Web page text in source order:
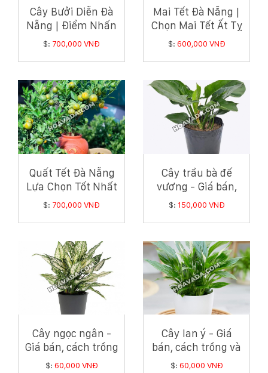
Cây Bưởi Diễn Đà
Nẵng | Điểm Nhấn
Rực Rỡ Cho Tết Ất
$: 700,000 VNĐ
Mai Tết Đà Nẵng |
Chọn Mai Tết Ất Tỵ
Đẹp Tại Hoa Và Đá
$: 600,000 VNĐ
Quất Tết Đà Nẵng
Lựa Chọn Tốt Nhất
Để Đón Xuân Ấy Tỵ
$: 700,000 VNĐ
Cây trầu bà đế
vương - Giá bán,
cách trồng và
bà đế vương
$: 150,000 VNĐ
Cây ngọc ngân -
Giá bán, cách trồng
và chăm sóc cây
$: 60,000 VNĐ
Cây lan ý - Giá
bán, cách trồng và
chăm sóc cây lan ý
$: 60,000 VNĐ